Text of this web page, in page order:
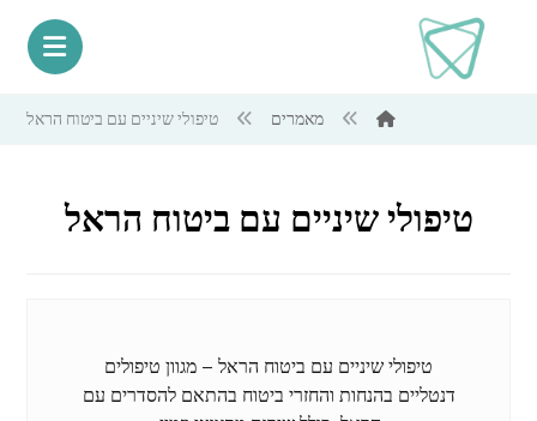
מאמרים טיפולי שיניים עם ביטוח הראל
טיפולי שיניים עם ביטוח הראל
טיפולי שיניים עם ביטוח הראל – מגוון טיפולים
דנטליים בהנחות והחזרי ביטוח בהתאם להסדרים עם